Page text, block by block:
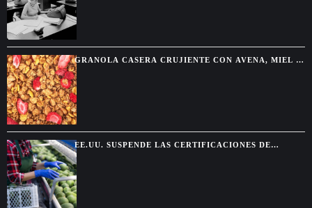
GRANOLA CASERA CRUJIENTE CON AVENA, MIEL Y
FRUTOS SECOS
EE.UU. SUSPENDE LAS CERTIFICACIONES DE
AGUACATE EN MICHOACÁN POR UNA AMENAZA DE
SEGURIDAD